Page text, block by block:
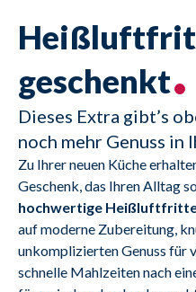
geschenkt
Dieses Extra gibt’s
noch mehr Genuss in
Zu Ihrer neuen Küche
hochwertige
auf moderne Zubereitung,
unkomplizierten Genuss für
schnelle Mahlzeiten nach